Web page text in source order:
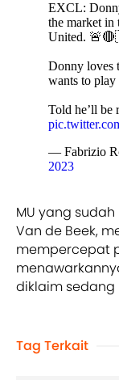
EXCL:
the market in
United.
Donny loves
wants to play
Told he’ll be
— Fabrizio
2023
MU yang
Van de Beek,
mempercepat
diklaim
Tag Terkait